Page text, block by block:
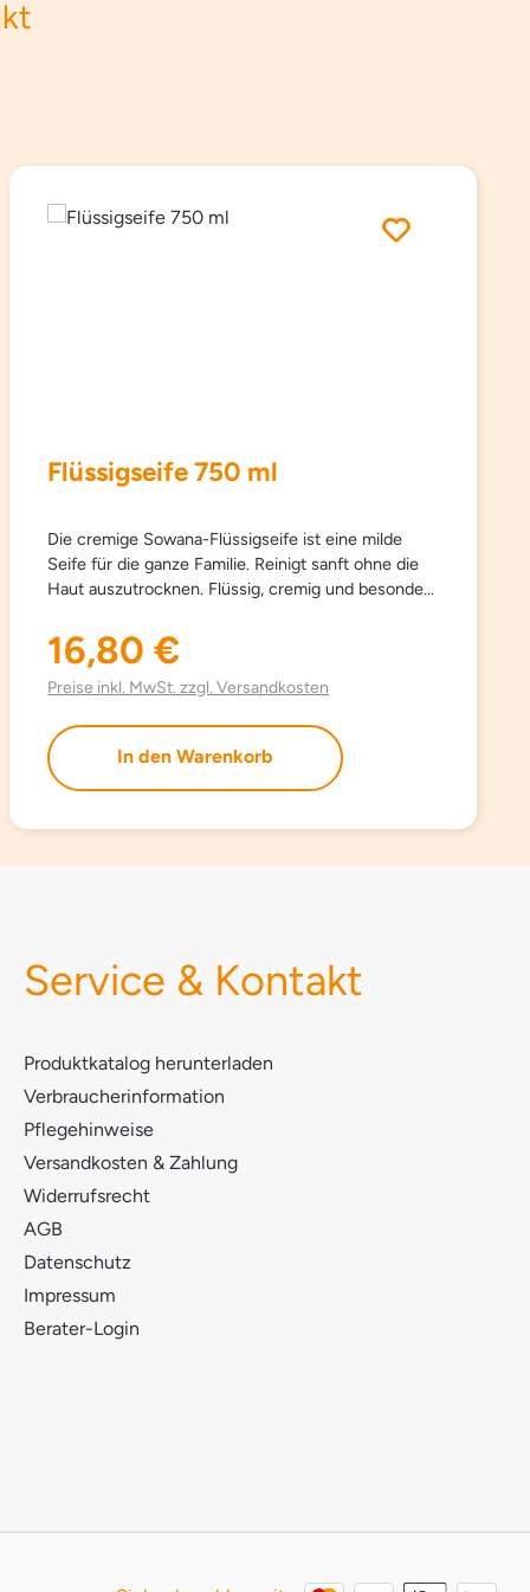
Flüssigseife 750 ml
Die cremige Sowana-Flüssigseife ist eine milde
Seife für die ganze Familie. Reinigt sanft ohne die
Haut auszutrocknen. Flüssig, cremig und besonders
Duschseife auch bei empfindlicher Haut verwendet
werden. INHALTSSTOFFE AQUA SODIUM
LAURETH SULFATE SODIUM CHLORIDE
PHENOXYETHANOL PARFUM
ETHYLHEXYLGLYCERIN LACTIC ACID METHYL
BENZOATE BHT SODIUM FERROCYANIDE
Regulärer Preis:
16,80 €
Preise inkl. MwSt. zzgl. Versandkosten
In den Warenkorb
Service & Kontakt
Produktkatalog herunterladen
Verbraucherinformation
Pflegehinweise
Versandkosten & Zahlung
Widerrufsrecht
AGB
Datenschutz
Impressum
Berater-Login